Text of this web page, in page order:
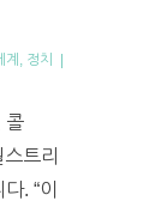
계 정치
|
콜
트리
. “이